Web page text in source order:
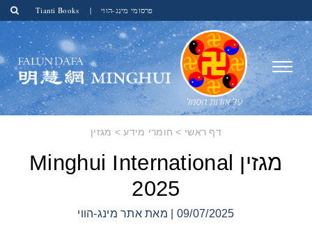
פרסומי מינג-הווי |
Tianti Books
דף ראשי > חומרי מידע > מגזין
מגזין Minghui International
2025
09/07/2025 | מאת אתר מינג-הווי